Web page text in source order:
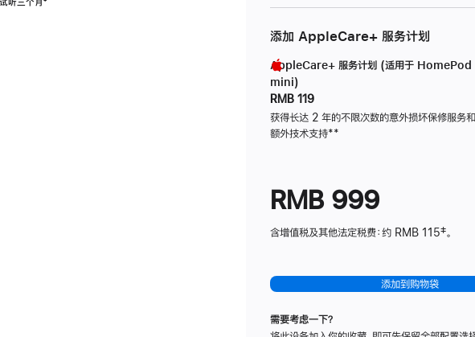
听三个月脚
⁺
添加 AppleCare+ 服务计划
AppleCare+ 服务计划 (适用于 HomePod
mini)
RMB 119
获得长达 2 年的不限次数的意外损坏保修服务和
额外技术支持脚
**
RMB 999
含增值税及其他法定税费：约 RMB 115‡。
添加到购物袋
需要考虑一下？